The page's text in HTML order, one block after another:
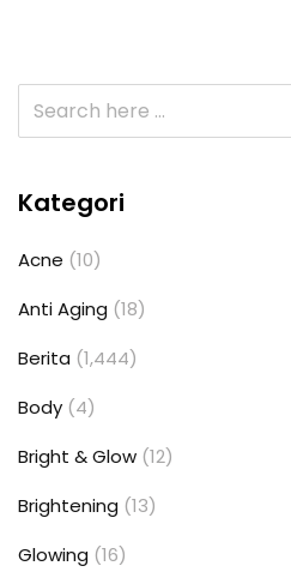
Kategori
Acne (10)
Anti Aging (18)
Berita (1,444)
Body (4)
Bright & Glow (12)
Brightening (13)
Glowing (16)